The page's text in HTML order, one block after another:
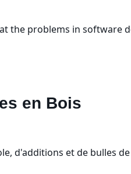
the problems in
en Bois
d'additions et de bulles